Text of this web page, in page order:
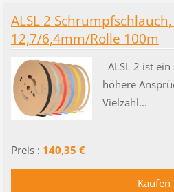
ALSL 2
12,7/6,4mm/Rolle 100m
ALSL 2 ist
höhere
Vielzahl...
Preis : 140,35 €